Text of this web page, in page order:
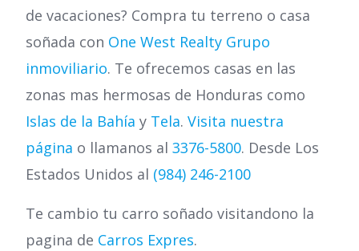
de vacaciones? Compra tu terreno o casa
soñada con One West Realty Grupo
inmoviliario. Te ofrecemos casas en las
zonas mas hermosas de Honduras como
Islas de la Bahía y Tela. Visita nuestra
página o llamanos al 3376-5800. Desde Los
Estados Unidos al (984) 246-2100
Te cambio tu carro soñado visitandono la
pagina de Carros Expres.